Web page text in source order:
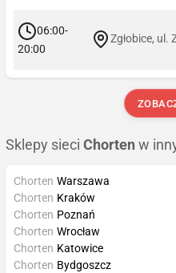
06:00-
20:00
Zgłobice, ul.
Sklepy sieci Chorten w
Chorten Warszawa
Chorten Kraków
Chorten Poznań
Chorten Wrocław
Chorten Katowice
Chorten Bydgoszcz